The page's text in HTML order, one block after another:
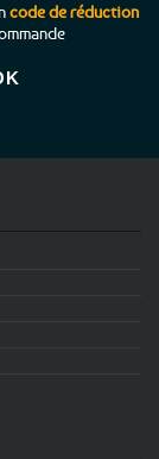
code de réduction